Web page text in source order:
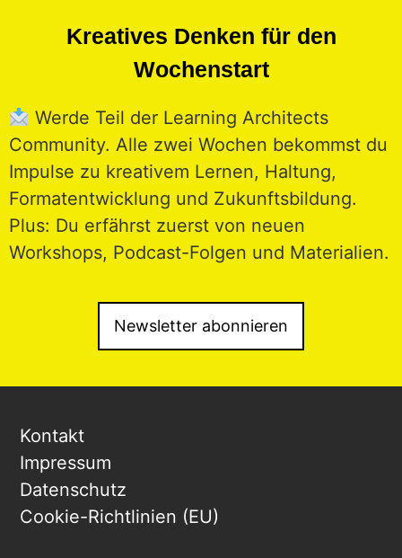
Kreatives Denken für den
Wochenstart
Werde Teil der Learning Architects
Community. Alle zwei Wochen bekommst du
Impulse zu kreativem Lernen, Haltung,
Formatentwicklung und Zukunftsbildung.
Plus: Du erfährst zuerst von neuen
Workshops, Podcast-Folgen und Materialien.
Newsletter abonnieren
Kontakt
Impressum
Datenschutz
Cookie-Richtlinien (EU)